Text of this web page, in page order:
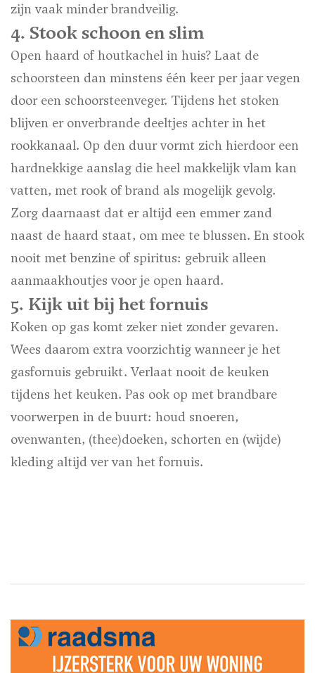
zijn vaak minder brandveilig.
4. Stook schoon en slim
Open haard of houtkachel in huis? Laat de
schoorsteen dan minstens één keer per jaar vegen
door een schoorsteenveger. Tijdens het stoken
blijven er onverbrande deeltjes achter in het
rookkanaal. Op den duur vormt zich hierdoor een
hardnekkige aanslag die heel makkelijk vlam kan
vatten, met rook of brand als mogelijk gevolg.
Zorg daarnaast dat er altijd een emmer zand
naast de haard staat, om mee te blussen. En stook
nooit met benzine of spiritus: gebruik alleen
aanmaakhoutjes voor je open haard.
5. Kijk uit bij het fornuis
Koken op gas komt zeker niet zonder gevaren.
Wees daarom extra voorzichtig wanneer je het
gasfornuis gebruikt. Verlaat nooit de keuken
tijdens het keuken. Pas ook op met brandbare
voorwerpen in de buurt: houd snoeren,
ovenwanten, (thee)doeken, schorten en (wijde)
kleding altijd ver van het fornuis.